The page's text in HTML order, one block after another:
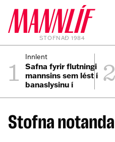
STOFNAÐ 1984
1 Innlent
Safna fyrir flutningi
mannsins sem lést í
banaslysinu í
2
Stofna notanda